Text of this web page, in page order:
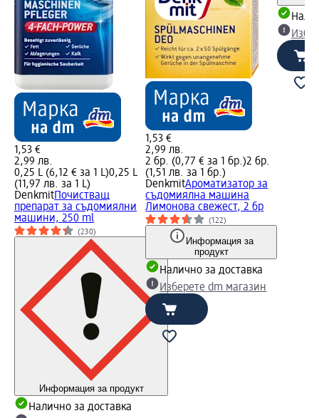
1,53 €
2,99 лв.
0,25 L (6,12 € за 1 L)0,25 L
(11,97 лв. за 1 L)
DenkmitПочистващ
препарат за съдомиялни
машини, 250 ml
(230)
Информация за продукт
Налично за доставка
1,53 €
2,99 лв.
2 бр. (0,77 € за 1 бр.)2 бр.
(1,51 лв. за 1 бр.)
DenkmitАроматизатор за
съдомиялна машина
Лимонова свежест, 2 бр
(122)
Информация за
продукт
Налично за доставка
Изберете dm магазин